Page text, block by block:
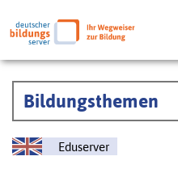
Bildungsthemen
Eduserver